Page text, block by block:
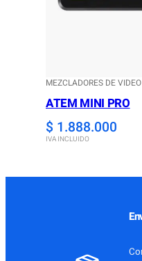
MEZCLADORES DE VIDEO
ATEM MINI PRO
$ 1.888.000
IVA INCLUIDO